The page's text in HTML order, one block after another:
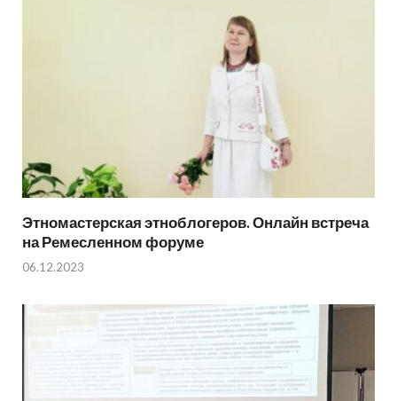
Этномастерская этноблогеров. Онлайн встреча
на Ремесленном форуме
06.12.2023